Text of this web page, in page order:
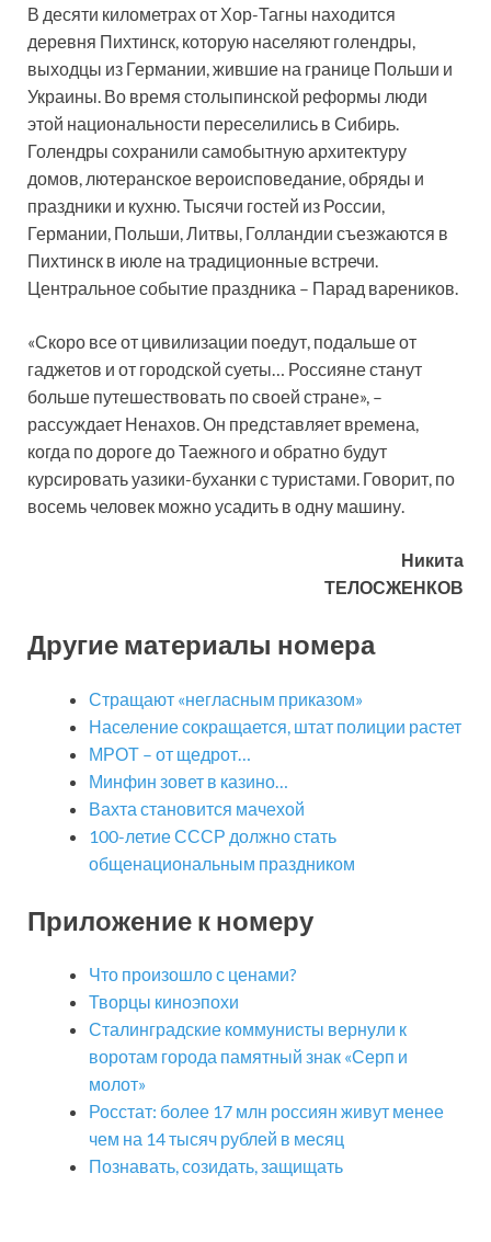
В десяти километрах от Хор-Тагны находится
деревня Пихтинск, которую населяют голендры,
выходцы из Германии, жившие на границе Польши и
Украины. Во время столыпинской реформы люди
этой национальности переселились в Сибирь.
Голендры сохранили самобытную архитектуру
домов, лютеранское вероисповедание, обряды и
праздники и кухню. Тысячи гостей из России,
Германии, Польши, Литвы, Голландии съезжаются в
Пихтинск в июле на традиционные встречи.
Центральное событие праздника – Парад вареников.
«Скоро все от цивилизации поедут, подальше от
гаджетов и от городской суеты… Россияне станут
больше путешествовать по своей стране», –
рассуждает Ненахов. Он представляет времена,
когда по дороге до Таежного и обратно будут
курсировать уазики-буханки с туристами. Говорит, по
восемь человек можно усадить в одну машину.
Никита
ТЕЛОСЖЕНКОВ
Другие материалы номера
Стращают «негласным приказом»
Население сокращается, штат полиции растет
МРОТ – от щедрот…
Минфин зовет в казино…
Вахта становится мачехой
100-летие СССР должно стать
общенациональным праздником
Приложение к номеру
Что произошло с ценами?
Творцы киноэпохи
Сталинградские коммунисты вернули к
воротам города памятный знак «Серп и
молот»
Росстат: более 17 млн россиян живут менее
чем на 14 тысяч рублей в месяц
Познавать, созидать, защищать